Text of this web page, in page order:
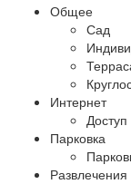
Общее
Сад
Интернет
Парковка
Развлечения